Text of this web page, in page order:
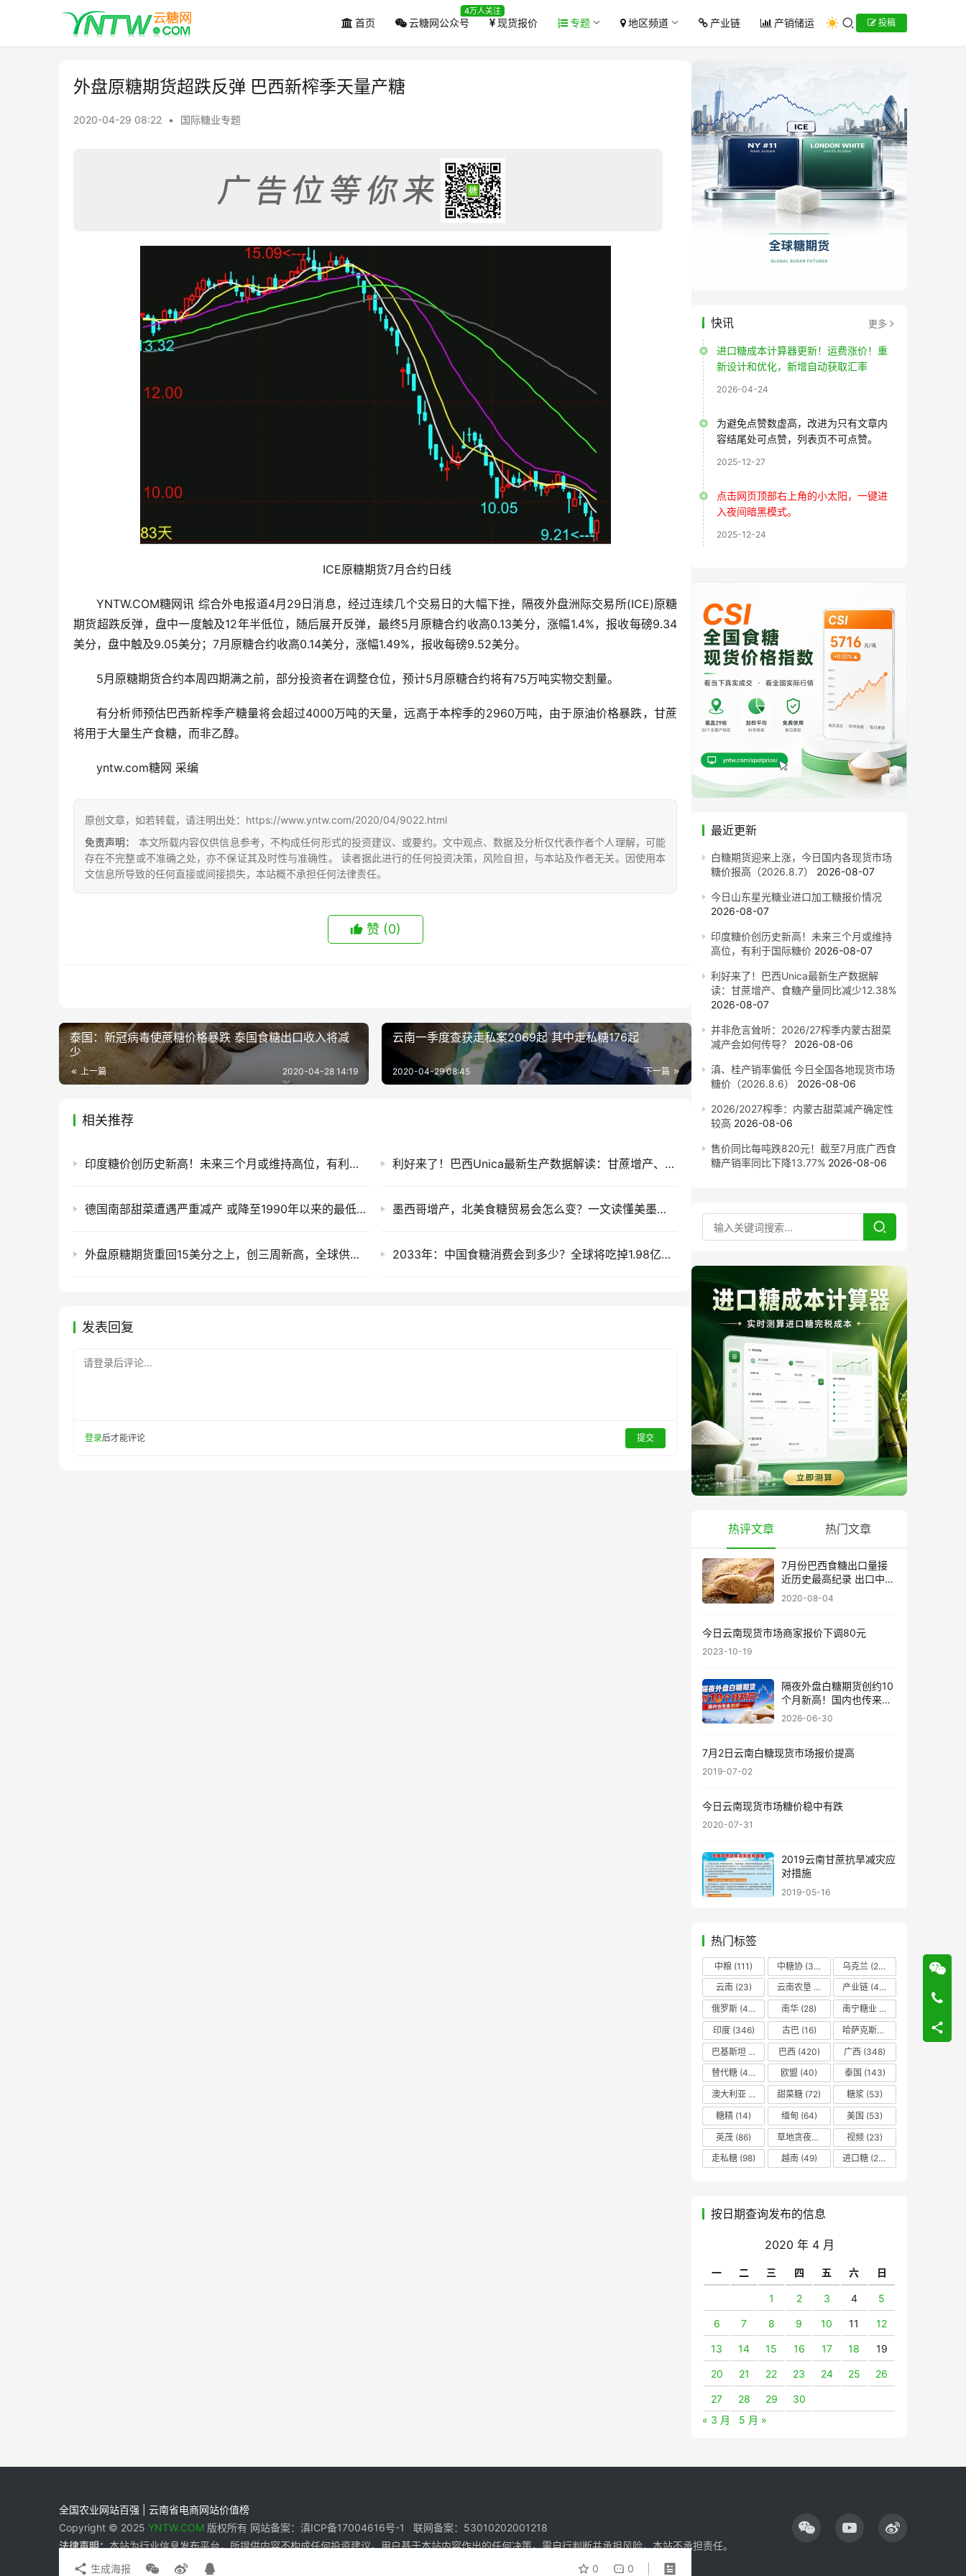
首页 云糖网公众号
4万人关注
现货报价 专题 地区频道 产业链 产销储运 投稿
外盘原糖期货超跌反弹 巴西新榨季天量产糖
2020-04-29 08:22 • 国际糖业专题
ICE原糖期货7月合约日线
YNTW.COM糖网讯 综合外电报道4月29日消息，经过连续几个交易日的大幅下挫，隔夜外盘洲际交易所(ICE)原糖
期货超跌反弹，盘中一度触及12年半低位，随后展开反弹，最终5月原糖合约收高0.13美分，涨幅1.4%，报收每磅9.34
美分，盘中触及9.05美分；7月原糖合约收高0.14美分，涨幅1.49%，报收每磅9.52美分。
5月原糖期货合约本周四期满之前，部分投资者在调整仓位，预计5月原糖合约将有75万吨实物交割量。
有分析师预估巴西新榨季产糖量将会超过4000万吨的天量，远高于本榨季的2960万吨，由于原油价格暴跌，甘蔗
将用于大量生产食糖，而非乙醇。
yntw.com糖网 采编
原创文章，如若转载，请注明出处：https://www.yntw.com/2020/04/9022.html
免责声明：
本文所载内容仅供信息参考，不构成任何形式的投资建议、或要约。文中观点、数据及分析仅代表作者个人理解，可能
存在不完整或不准确之处，亦不保证其及时性与准确性。 读者据此进行的任何投资决策，风险自担，与本站及作者无关。因使用本
文信息所导致的任何直接或间接损失，本站概不承担任何法律责任。
赞 (0)
0 0
生成海报
泰国：新冠病毒使蔗糖价格暴跌 泰国食糖出口收入将减
少
上一篇 2020-04-28 14:19
云南一季度查获走私案2069起 其中走私糖176起
下一篇
2020-04-29 08:45
相关推荐
印度糖价创历史新高！未来三个月或维持高位，有利于国际糖价 利好来了！巴西Unica最新生产数据解读：甘蔗增产、食糖产量同比减少12.38%
德国南部甜菜遭遇严重减产 或降至1990年以来的最低水平 墨西哥增产，北美食糖贸易会怎么变？一文读懂美墨食糖贸易
外盘原糖期货重回15美分之上，创三周新高，全球供应趋紧预期升温 2033年：中国食糖消费会到多少？全球将吃掉1.98亿吨糖，新增需求来自哪里？
发表回复
请登录后评论...
登录后才能评论 提交
快讯 更多
进口糖成本计算器更新！运费涨价！重
新设计和优化，新增自动获取汇率
2026-04-24
为避免点赞数虚高，改进为只有文章内
容结尾处可点赞，列表页不可点赞。
2025-12-27
点击网页顶部右上角的小太阳，一键进
入夜间暗黑模式。
2025-12-24
最近更新
白糖期货迎来上涨，今日国内各现货市场
糖价报高（2026.8.7）
2026-08-07
今日山东星光糖业进口加工糖报价情况
2026-08-07
印度糖价创历史新高！未来三个月或维持
高位，有利于国际糖价 2026-08-07
利好来了！巴西Unica最新生产数据解
读：甘蔗增产、食糖产量同比减少12.38%
2026-08-07
并非危言耸听：2026/27榨季内蒙古甜菜
减产会如何传导？
2026-08-06
滇、桂产销率偏低 今日全国各地现货市场
糖价（2026.8.6）
2026-08-06
2026/2027榨季：内蒙古甜菜减产确定性
较高 2026-08-06
售价同比每吨跌820元！截至7月底广西食
糖产销率同比下降13.77% 2026-08-06
热评文章 热门文章
7月份巴西食糖出口量接
近历史最高纪录 出口中国
超40万吨
2020-08-04
今日云南现货市场商家报价下调80元
2023-10-19
隔夜外盘白糖期货创约10
个月新高！国内也传来利
好……
2026-06-30
7月2日云南白糖现货市场报价提高
2019-07-02
今日云南现货市场糖价稳中有跌
2020-07-31
2019云南甘蔗抗旱减灾应
对措施
2019-05-16
热门标签
中粮 (111) 中糖协 (37) 乌克兰 (20)
云南(23) 云南农垦 产业链 (42)
俄罗斯 (43) 南华 (28) 南宁糖业
印度(346) 古巴(16) 哈萨克斯坦
巴基斯坦
巴西(420) 广西 (348)
替代糖 (48) 欧盟 (40) 泰国 (143)
澳大利亚
甜菜糖 (72) 糖浆 (53)
糖精 (14) 缅甸 (64) 美国 (53)
英茂 (86) 草地贪夜蛾 视频 (23)
走私糖 (98) 越南(49) 进口糖 (236)
按日期查询发布的信息
2020 年 4 月
一 二 三 四 五 六 日
1 2 3 4 5
6 7 8 9 10 11 12
13 14 15 16 17 18 19
20 21 22 23 24 25 26
27 28 29
30
« 3 月
5 月 »
全国农业网站百强 | 云南省电商网站价值榜
Copyright © 2025 YNTW.COM 版权所有 网站备案：滇ICP备17004616号-1 联网备案：53010202001218
法律声明：本站为行业信息发布平台，所提供内容不构成任何投资建议。用户基于本站内容作出的任何决策，需自行判断并承担风险，本站不承担责任。